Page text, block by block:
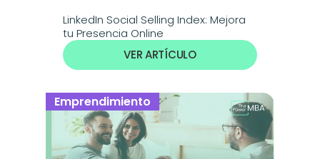
LinkedIn Social Selling Index: Mejora
tu Presencia Online
VER ARTÍCULO
Emprendimiento